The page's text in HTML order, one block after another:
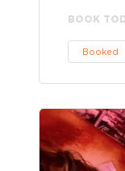
BOOK
Booked